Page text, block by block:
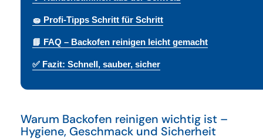
🧽 Profi-Tipps Schritt für Schritt
📘 FAQ – Backofen reinigen leicht gemacht
✅ Fazit: Schnell, sauber, sicher
Warum Backofen reinigen wichtig ist –
Hygiene, Geschmack und Sicherheit